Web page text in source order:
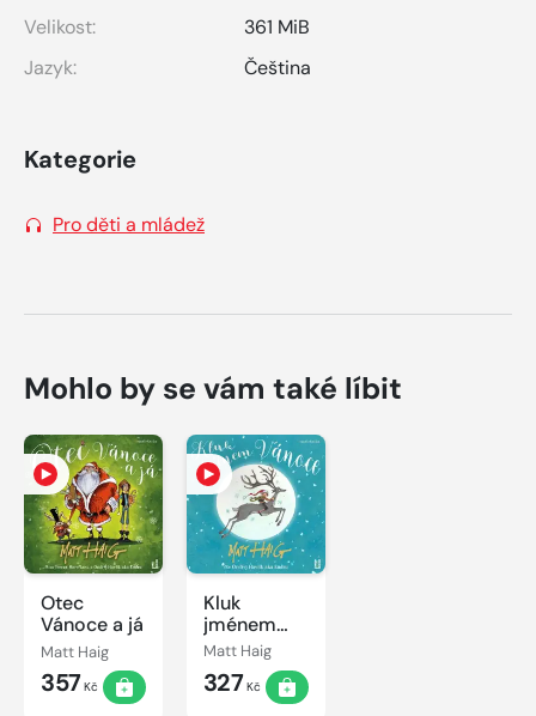
Velikost:
361 MiB
Jazyk:
Čeština
Kategorie
Pro děti a mládež
Mohlo by se vám také líbit
Otec
Vánoce a já
Matt Haig
357Kč
Kluk
jménem
Vánoce
Matt Haig
327Kč